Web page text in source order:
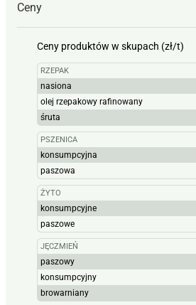
Ceny
Ceny produktów w skupach (zł/t)
RZEPAK
nasiona
olej rzepakowy rafinowany
śruta
PSZENICA
konsumpcyjna
paszowa
ŻYTO
konsumpcyjne
paszowe
JĘCZMIEŃ
paszowy
konsumpcyjny
browarniany